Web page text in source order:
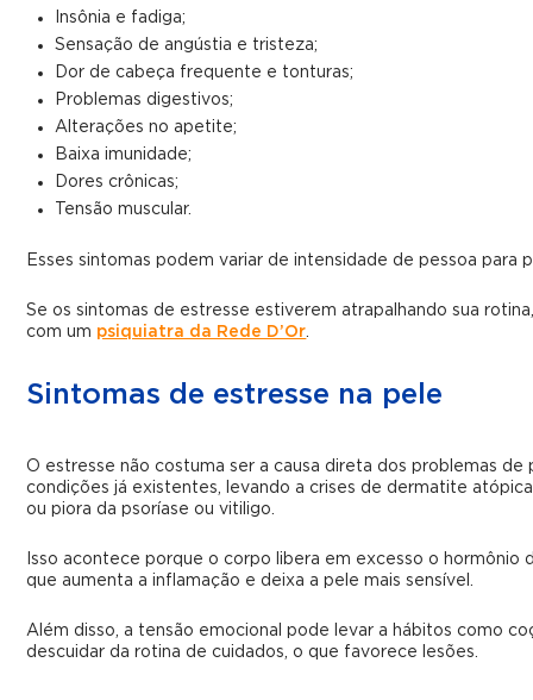
Insônia e fadiga;
Sensação de angústia e tristeza;
Dor de cabeça frequente e tonturas;
Problemas digestivos;
Alterações no apetite;
Baixa imunidade;
Dores crônicas;
Tensão muscular.
Esses sintomas podem variar de intensidade de pessoa para
Se os sintomas de estresse estiverem atrapalhando sua
com um psiquiatra da Rede D’Or.
Sintomas de estresse na pele
O estresse não costuma ser a causa direta dos problemas de
condições já existentes, levando a crises de dermatite
ou piora da psoríase ou vitiligo.
Isso acontece porque o corpo libera em excesso o hormônio
que aumenta a inflamação e deixa a pele mais sensível.
Além disso, a tensão emocional pode levar a hábitos como
descuidar da rotina de cuidados, o que favorece lesões.